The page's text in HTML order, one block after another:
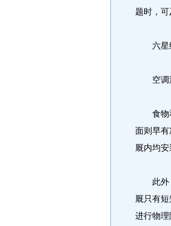
题时，可
六星
空调
食物和
面则早
厩内均
此外，
厩只有
进行物